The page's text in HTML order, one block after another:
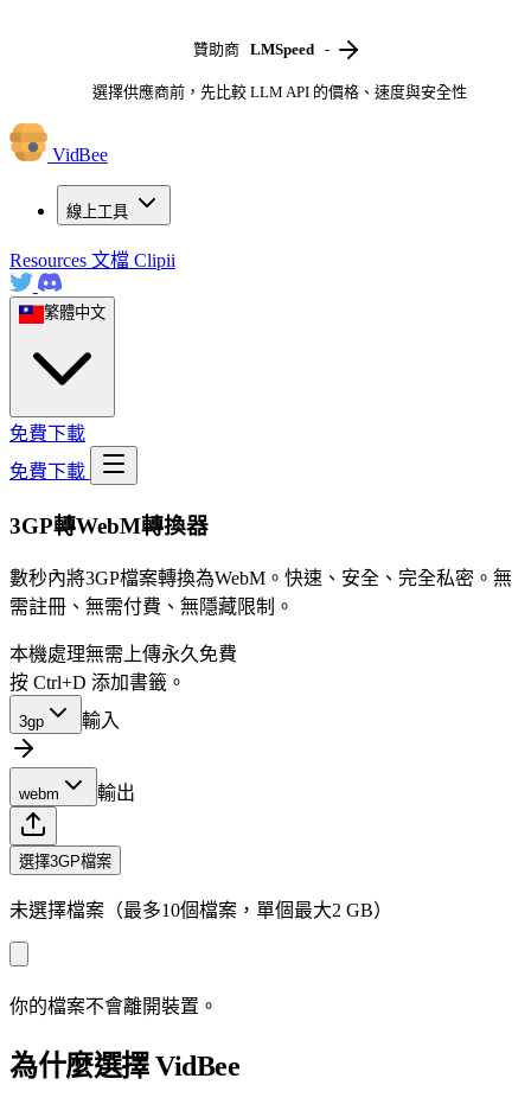
贊助商 LMSpeed -
選擇供應商前，先比較 LLM API 的價格、速度與安全性
VidBee
線上工具
Resources 文檔 Clipii
繁體中文
免費下載
免費下載
3GP轉WebM轉換器
數秒內將3GP檔案轉換為WebM。快速、安全、完全私密。無
需註冊、無需付費、無隱藏限制。
本機處理無需上傳永久免費
按 Ctrl+D 添加書籤。
3gp 輸入
webm 輸出
選擇3GP檔案
未選擇檔案（最多10個檔案，單個最大2 GB）
你的檔案不會離開裝置。
為什麼選擇 VidBee